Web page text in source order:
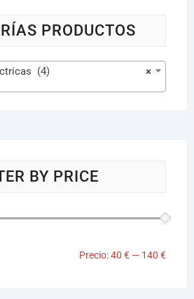
PRODUCTOS
×
(4)
BY PRICE
Precio:40 € — 140 €